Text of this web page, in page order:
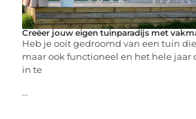
Creëer jouw eigen tuinparadijs met
Heb je ooit gedroomd van een tuin
maar ook functioneel en het hele jaar
in te
...